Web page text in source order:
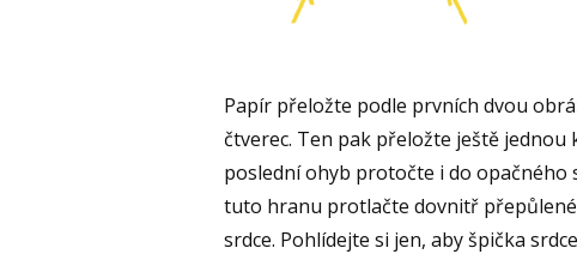
Papír přeložte podle prvních dvou
čtverec. Ten pak přeložte ještě
poslední ohyb protočte i do opačného
tuto hranu protlačte dovnitř
srdce. Pohlídejte si jen, aby špička